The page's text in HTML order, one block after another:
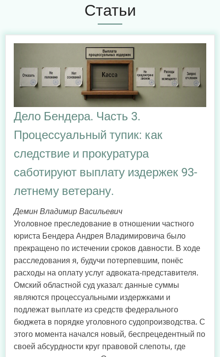
Статьи
Дело Бендера. Часть 3.
Процессуальный тупик: как
следствие и прокуратура
саботируют выплату издержек 93-
летнему ветерану.
Демин Владимир Васильевич
Уголовное преследование в отношении частного
юриста Бендера Андрея Владимировича было
прекращено по истечении сроков давности. В ходе
расследования я, будучи потерпевшим, понёс
расходы на оплату услуг адвоката-представителя.
Омский областной суд указал: данные суммы
являются процессуальными издержками и
подлежат выплате из средств федерального
бюджета в порядке уголовного судопроизводства. С
этого момента начался новый, беспрецедентный по
своей абсурдности круг правовой слепоты, где